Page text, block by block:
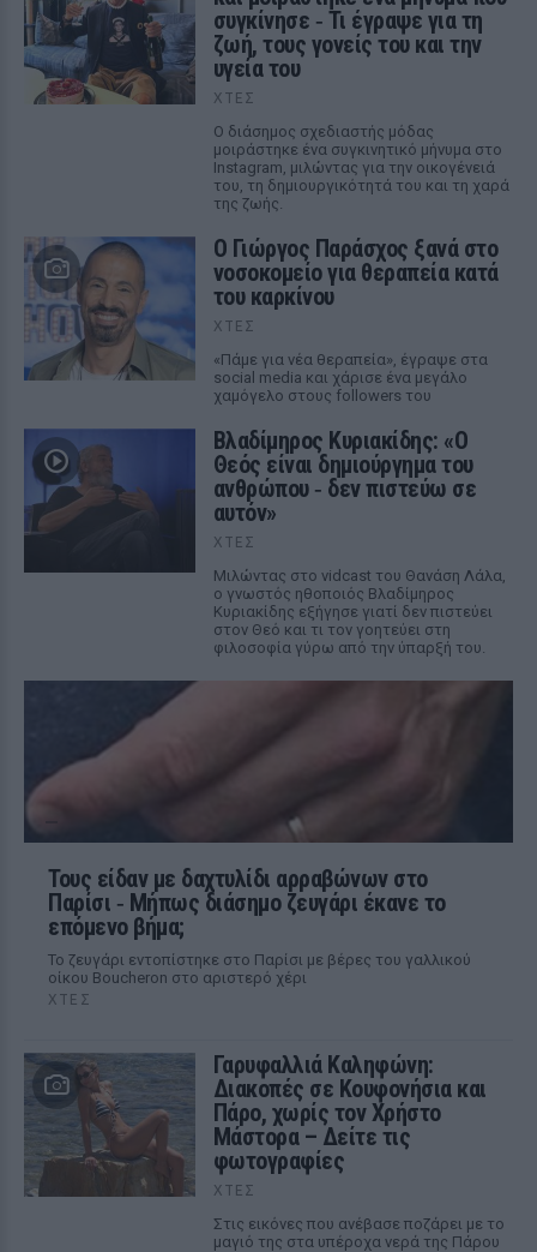
συγκίνησε ‑ Τι έγραψε για τη
ζωή, τους γονείς του και την
υγεία του
ΧΤΕΣ
Ο διάσημος σχεδιαστής μόδας
μοιράστηκε ένα συγκινητικό μήνυμα στο
Instagram, μιλώντας για την οικογένειά
του, τη δημιουργικότητά του και τη χαρά
της ζωής.
O Γιώργος Παράσχος ξανά στο
νοσοκομείο για θεραπεία κατά
του καρκίνου
ΧΤΕΣ
«Πάμε για νέα θεραπεία», έγραψε στα
social media και χάρισε ένα μεγάλο
χαμόγελο στους followers του
Βλαδίμηρος Κυριακίδης: «Ο
Θεός είναι δημιούργημα του
ανθρώπου ‑ δεν πιστεύω σε
αυτόν»
ΧΤΕΣ
Μιλώντας στο vidcast του Θανάση Λάλα,
ο γνωστός ηθοποιός Βλαδίμηρος
Κυριακίδης εξήγησε γιατί δεν πιστεύει
στον Θεό και τι τον γοητεύει στη
φιλοσοφία γύρω από την ύπαρξή του.
Τους είδαν με δαχτυλίδι αρραβώνων στο
Παρίσι ‑ Μήπως διάσημο ζευγάρι έκανε το
επόμενο βήμα;
Το ζευγάρι εντοπίστηκε στο Παρίσι με βέρες του γαλλικού
οίκου Boucheron στο αριστερό χέρι
ΧΤΕΣ
Γαρυφαλλιά Καληφώνη:
Διακοπές σε Κουφονήσια και
Πάρο, χωρίς τον Χρήστο
Μάστορα – Δείτε τις
φωτογραφίες
ΧΤΕΣ
Στις εικόνες που ανέβασε ποζάρει με το
μαγιό της στα υπέροχα νερά της Πάρου